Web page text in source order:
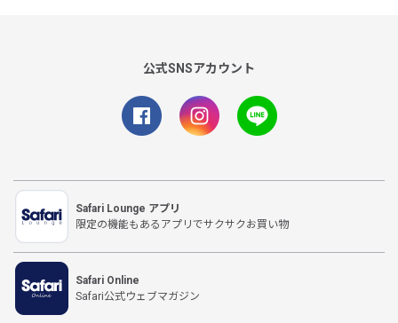
公式SNSアカウント
Safari Lounge アプリ
限定の機能もあるアプリでサクサクお買い物
Safari Online
Safari公式ウェブマガジン